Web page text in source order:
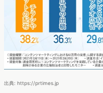
出典: https://prtimes.jp